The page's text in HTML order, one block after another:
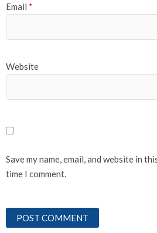
Email *
Website
Save my name, email, and website in
time I comment.